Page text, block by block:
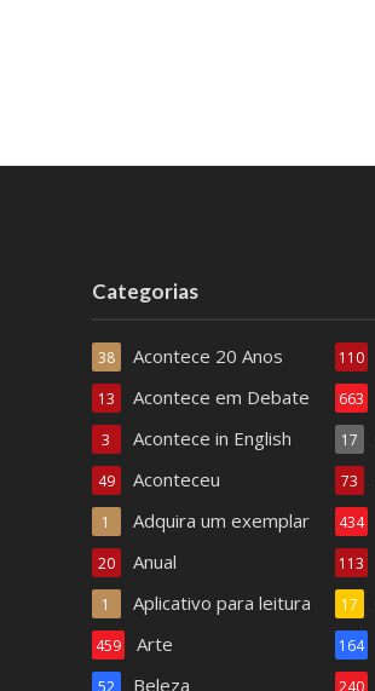
Categorias
Acontece 20 Anos
38
Acontece em Debate
13
Acontece in English
3
Aconteceu
49
Adquira um exemplar
1
Anual
20
Aplicativo para leitura
1
Arte
459
Beleza
52
110
663
17
73
434
113
17
164
240